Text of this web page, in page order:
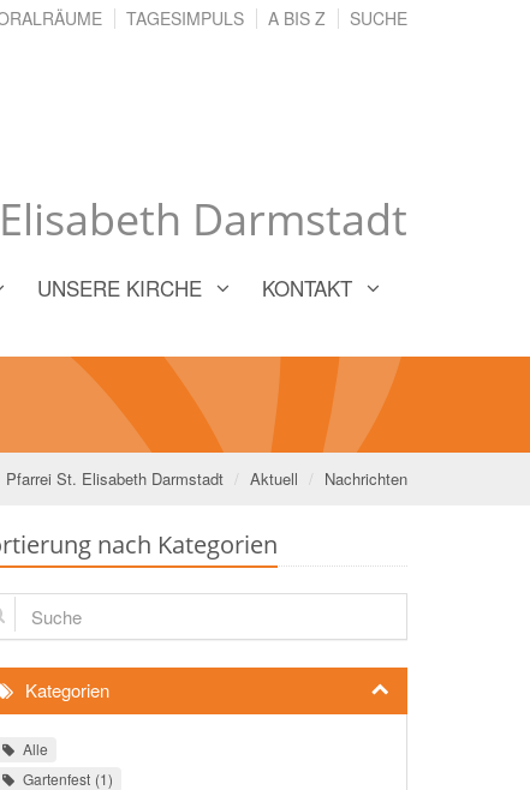
Darmstadt
TAGESIMPULS A BIS Z SUCHE
UNSERE KIRCHE KONTAKT
Pfarrei St. Elisabeth Darmstadt Aktuell Nachrichten
nach Kategorien
Kategorien
Alle
Gartenfest 1